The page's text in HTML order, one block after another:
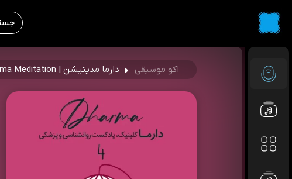
اکو موسیقی دارما مدیتیشن | Dharma Meditation